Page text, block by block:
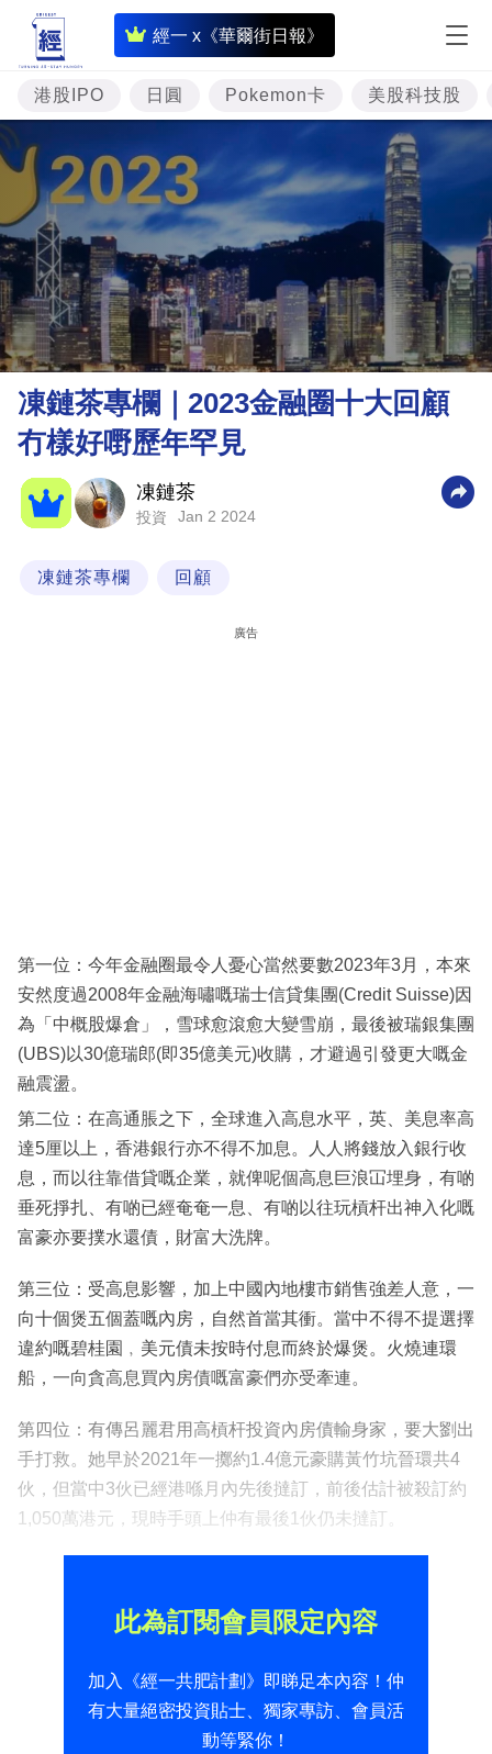
經一 x《華爾街日報》
即
時
財
經
專
題
投
資
樓
市
理
財
商
業
科
區
港股IPO 日圓 Pokemon卡 美股科技股
凍鏈茶專欄｜2023金融圈十大回顧
冇樣好嘢歷年罕見
凍鏈茶
投資 Jan 2 2024
凍鏈茶專欄 回顧
廣告
第一位：今年金融圈最令人憂心當然要數2023年3月，本來
安然度過2008年金融海嘯嘅瑞士信貸集團(Credit Suisse)因
為「中概股爆倉」，雪球愈滾愈大變雪崩，最後被瑞銀集團
(UBS)以30億瑞郎(即35億美元)收購，才避過引發更大嘅金
融震盪。
第二位：在高通脹之下，全球進入高息水平，英、美息率高
達5厘以上，香港銀行亦不得不加息。人人將錢放入銀行收
息，而以往靠借貸嘅企業，就俾呢個高息巨浪冚埋身，有啲
垂死掙扎、有啲已經奄奄一息、有啲以往玩槓杆出神入化嘅
富豪亦要撲水還債，財富大洗牌。
第三位：受高息影響，加上中國內地樓市銷售強差人意，一
向十個煲五個蓋嘅內房，自然首當其衝。當中不得不提選擇
違約嘅碧桂園﹐美元債未按時付息而終於爆煲。火燒連環
船，一向貪高息買內房債嘅富豪們亦受牽連。
第四位：有傳呂麗君用高槓杆投資內房債輸身家，要大劉出
手打救。她早於2021年一擲約1.4億元豪購黃竹坑晉環共4
伙，但當中3伙已經港喺月內先後撻訂，前後估計被殺訂約
1,050萬港元，現時手頭上仲有最後1伙仍未撻訂。
此為訂閱會員限定內容
加入《經一共肥計劃》即睇足本內容！仲
有大量絕密投資貼士、獨家專訪、會員活
動等緊你！